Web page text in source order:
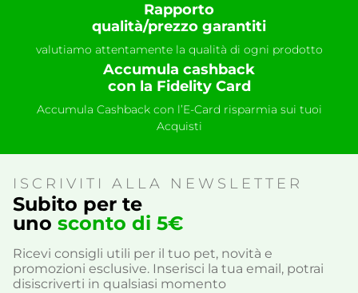
Rapporto
qualità/prezzo garantiti
valutiamo attentamente la qualità di ogni prodotto
Accumula cashback
con la Fidelity Card
Accumula Cashback con l’E-Card risparmia sui tuoi
Acquisti
ISCRIVITI ALLA NEWSLETTER
Subito per te
uno sconto di 5€
Ricevi consigli utili per il tuo pet, novità e
promozioni esclusive. Inserisci la tua email, potrai
disiscriverti in qualsiasi momento